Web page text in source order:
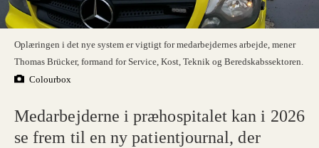
Oplæringen i det nye system er vigtigt for medarbejdernes arbejde, mener
Thomas Brücker, formand for Service, Kost, Teknik og Beredskabssektoren.
Colourbox
Medarbejderne i præhospitalet kan i 2026
se frem til en ny patientjournal, der